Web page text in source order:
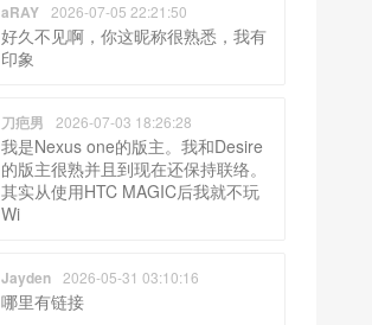
aRAY 2026-07-05 22:21:50
好久不见啊，你这昵称很熟悉，我有
印象
刀疤男 2026-07-03 18:26:28
我是Nexus one的版主。我和Desire
的版主很熟并且到现在还保持联络。
其实从使用HTC MAGIC后我就不玩
Wi
Jayden 2026-05-31 03:10:16
哪里有链接